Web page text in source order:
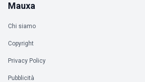
Mauxa
Chi siamo
Copyright
Privacy Policy
Pubblicità